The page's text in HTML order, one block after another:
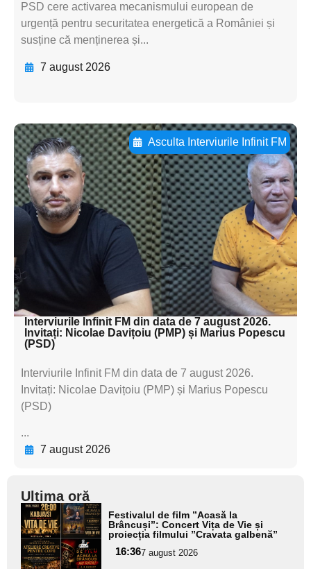
PSD cere activarea mecanismului european de
urgență pentru securitatea energetică a României și
susține că menținerea și...
7 august 2026
Asculta Interviurile Infinit FM
Adaugă aici textul pentru
subtitluAdaugă aici
textul pentru
subtitluAdaugă aici
textul pentru
subtitluAdaugă aici
textul pentru subti
Interviurile Infinit FM din data de 7 august 2026.
Invitați: Nicolae Davițoiu (PMP) și Marius Popescu
(PSD)
Interviurile Infinit FM din data de 7 august 2026.
Invitați: Nicolae Davițoiu (PMP) și Marius Popescu
(PSD)
...
7 august 2026
Ultima oră
Adaugă
aici textul
pentru
subtitlu
Festivalul de film ”Acasă la
Brâncuși”: Concert Vița de Vie și
proiecția filmului ”Cravata galbenă”
16:367 august 2026